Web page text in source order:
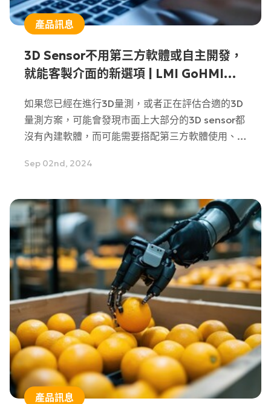
產品訊息
3D Sensor不用第三方軟體或自主開發，
就能客製介面的新選項 | LMI GoHMI詳
如果您已經在進行3D量測，或者正在評估合適的3D
量測方案，可能會發現市面上大部分的3D sensor都
沒有內建軟體，而可能需要搭配第三方軟體使用、甚
靈活。先前我們曾經介紹過的LMI Technologies全
測工具可供客戶使用，而且使用者介面非常容易上
手，不用另外撰寫程式就能直接使用。
Sep 02nd, 2024
產品訊息